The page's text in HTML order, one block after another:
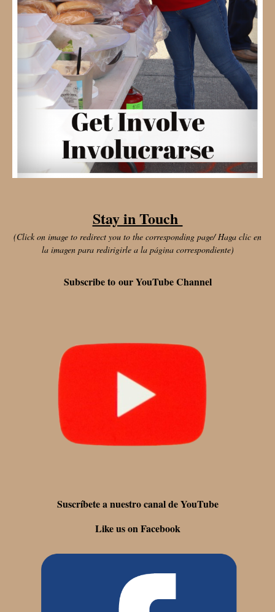
Stay in Touch
(Click on image to redirect you to the corresponding page/ Haga clic en
la imagen para redirigirle a la página correspondiente)
Subscribe to our YouTube Channel
Suscríbete a nuestro canal de YouTube
Like us on Facebook